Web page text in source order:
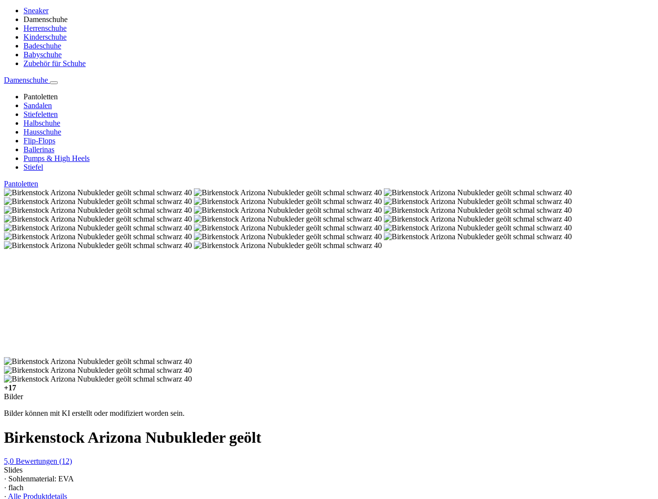
Sneaker
Damenschuhe
Herrenschuhe
Kinderschuhe
Badeschuhe
Babyschuhe
Zubehör für Schuhe
Damenschuhe
Pantoletten
Sandalen
Stiefeletten
Halbschuhe
Hausschuhe
Flip-Flops
Ballerinas
Pumps & High Heels
Stiefel
Pantoletten
+17
Bilder
Bilder können mit KI erstellt oder modifiziert worden sein.
Birkenstock Arizona Nubukleder geölt
5,0 Bewertungen (12)
Slides
· Sohlenmaterial: EVA
· flach
· Alle Produktdetails